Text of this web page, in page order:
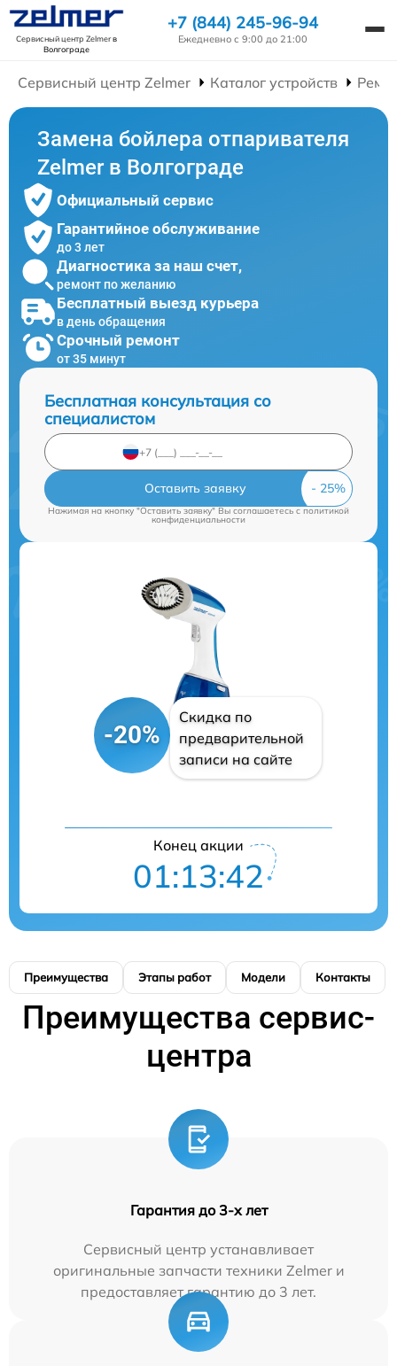
Сервисный центр Zelmerв
Волгограде
+7 (844) 245-96-94
Ежедневно с 9:00 до 21:00
Сервисный центр Zelmer Каталог устройств
Замена бойлера отпаривателя
Zelmer в Волгограде
Официальный сервис
Гарантийное обслуживание
до 3 лет
Диагностика за наш счет,
ремонт по желанию
Бесплатный выезд курьера
в день обращения
Срочный ремонт
от 35 минут
Бесплатная консультация со
специалистом
Оставить заявку
Нажимая на кнопку "Оставить заявку" Вы соглашаетесь c политикой
конфиденциальности
-20%
Скидка по
предварительной
записи на сайте
Конец акции
01:13:42
Преимущества Этапы работ Модели Контакты
Преимущества сервис-
центра
Гарантия до 3-х лет
Сервисный центр устанавливает
оригинальные запчасти техники Zelmer и
предоставляет гарантию до 3 лет.